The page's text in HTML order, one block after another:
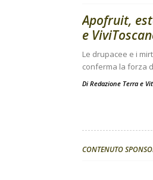
Apofruit,
e
Le drupacee e i
conferma la forza
Di Redazione Terra e
CONTENUTO